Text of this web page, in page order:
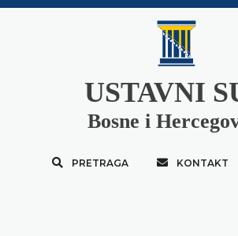
USTAVNI
Bosne i
PRETRAGA KONTAKT